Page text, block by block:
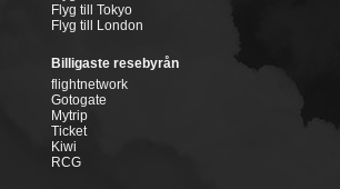
Flyg till Tokyo
Flyg till London
Billigaste resebyrån
flightnetwork
Gotogate
Mytrip
Ticket
Kiwi
RCG